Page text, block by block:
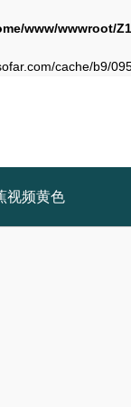
www/wwwroot/
cache/b9/
视频黄色